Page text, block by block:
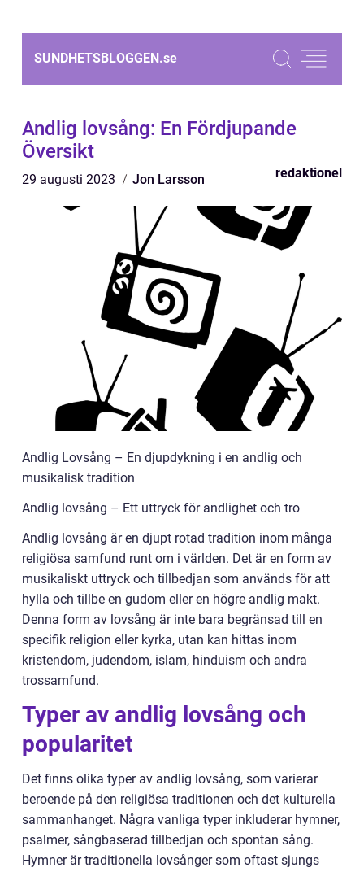
SUNDHETSBLOGGEN.se
Andlig lovsång: En Fördjupande
Översikt
29 augusti 2023 Jon Larsson redaktionel
Andlig Lovsång – En djupdykning i en andlig och
musikalisk tradition
Andlig lovsång – Ett uttryck för andlighet och tro
Andlig lovsång är en djupt rotad tradition inom många
religiösa samfund runt om i världen. Det är en form av
musikaliskt uttryck och tillbedjan som används för att
hylla och tillbe en gudom eller en högre andlig makt.
Denna form av lovsång är inte bara begränsad till en
specifik religion eller kyrka, utan kan hittas inom
kristendom, judendom, islam, hinduism och andra
trossamfund.
Typer av andlig lovsång och
popularitet
Det finns olika typer av andlig lovsång, som varierar
beroende på den religiösa traditionen och det kulturella
sammanhanget. Några vanliga typer inkluderar hymner,
psalmer, sångbaserad tillbedjan och spontan sång.
Hymner är traditionella lovsånger som oftast sjungs